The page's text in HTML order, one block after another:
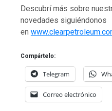
Descubrí más sobre
novedades siguiéndonos
en
Compártelo:
Telegram
Correo electrónico